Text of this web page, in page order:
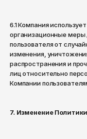
6.1 Компания
организационные
пользователя от
изменения,
распространения и
лиц относительно
Компании
7. Изменение
Тамбов
Тверь
Тольятти
Томск
Тюмень